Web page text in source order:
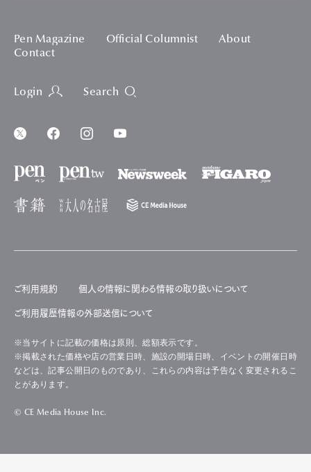
Pen Magazine Official Columnist
About
Contact
Login Search
ご利用規約 個人の情報に関わる情報の取り扱いについて
ご利用履歴情報の外部送信について
※当サイトに記載の価格は原則、総額表示です。
※掲載された価格や店の営業日時、施設の開場日時、イベントの開催日時
などは、記事公開日のものであり、これらの内容は予告なく変更されるこ
とがあります。
© CE Media House Inc.